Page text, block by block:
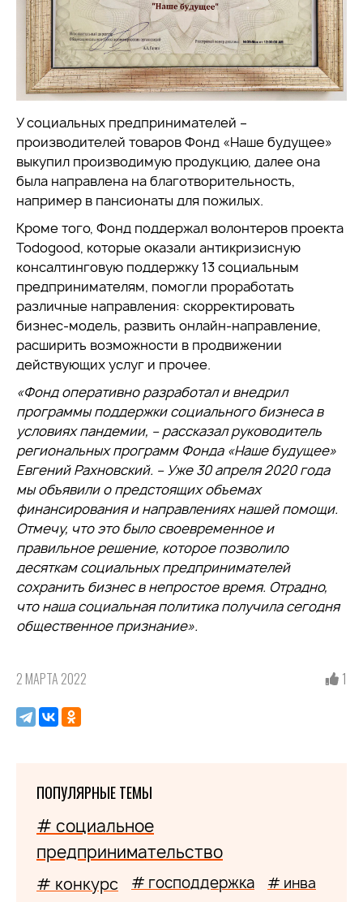
У социальных предпринимателей –
производителей товаров Фонд «Наше будущее»
выкупил производимую продукцию, далее она
была направлена на благотворительность,
например в пансионаты для пожилых.
Кроме того, Фонд поддержал волонтеров проекта
Todogood, которые оказали антикризисную
консалтинговую поддержку 13 социальным
предпринимателям, помогли проработать
различные направления: скорректировать
бизнес-модель, развить онлайн-направление,
расширить возможности в продвижении
действующих услуг и прочее.
«Фонд оперативно разработал и внедрил
программы поддержки социального бизнеса в
условиях пандемии, – рассказал руководитель
региональных программ Фонда «Наше будущее»
Евгений Рахновский. – Уже 30 апреля 2020 года
мы объявили о предстоящих объемах
финансирования и направлениях нашей помощи.
Отмечу, что это было своевременное и
правильное решение, которое позволило
десяткам социальных предпринимателей
сохранить бизнес в непростое время. Отрадно,
что наша социальная политика получила сегодня
общественное признание».
2 МАРТА 2022 1
ПОПУЛЯРНЫЕ ТЕМЫ
# социальное
предпринимательство
# конкурс # господдержка # инва